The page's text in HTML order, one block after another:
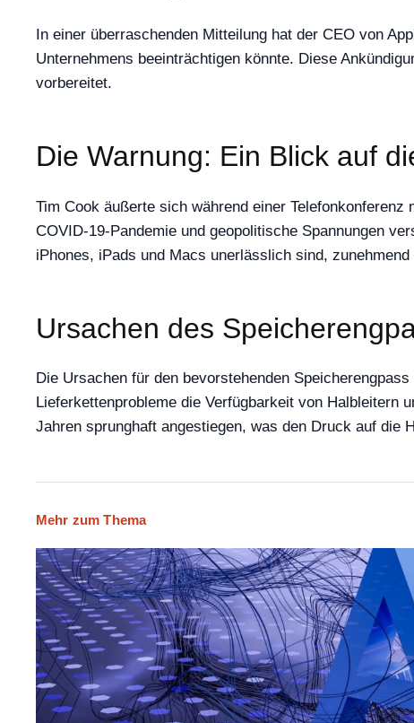
In einer überraschenden Mitteilung hat der CEO von
Unternehmens beeinträchtigen könnte. Diese
vorbereitet.
Die Warnung: Ein Blick auf
Tim Cook äußerte sich während einer
COVID-19-Pandemie und geopolitische Spannungen
iPhones, iPads und Macs unerlässlich sind,
Ursachen des
Die Ursachen für den bevorstehenden
Lieferkettenprobleme die Verfügbarkeit von Halbleitern
Jahren sprunghaft angestiegen, was den Druck auf die
Mehr zum Thema